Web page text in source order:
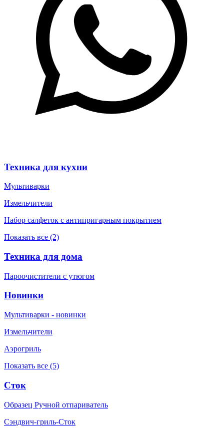
Техника для кухни
Мультиварки
Измельчители
Набор салфеток с антипригарным покрытием
Показать все (2)
Техника для дома
Пароочистители с утюгом
Новинки
Мультиварки - новинки
Измельчители
Аэрогриль
Показать все (5)
Сток
Образец Ручной отпариватель
Сэндвич-гриль-Сток